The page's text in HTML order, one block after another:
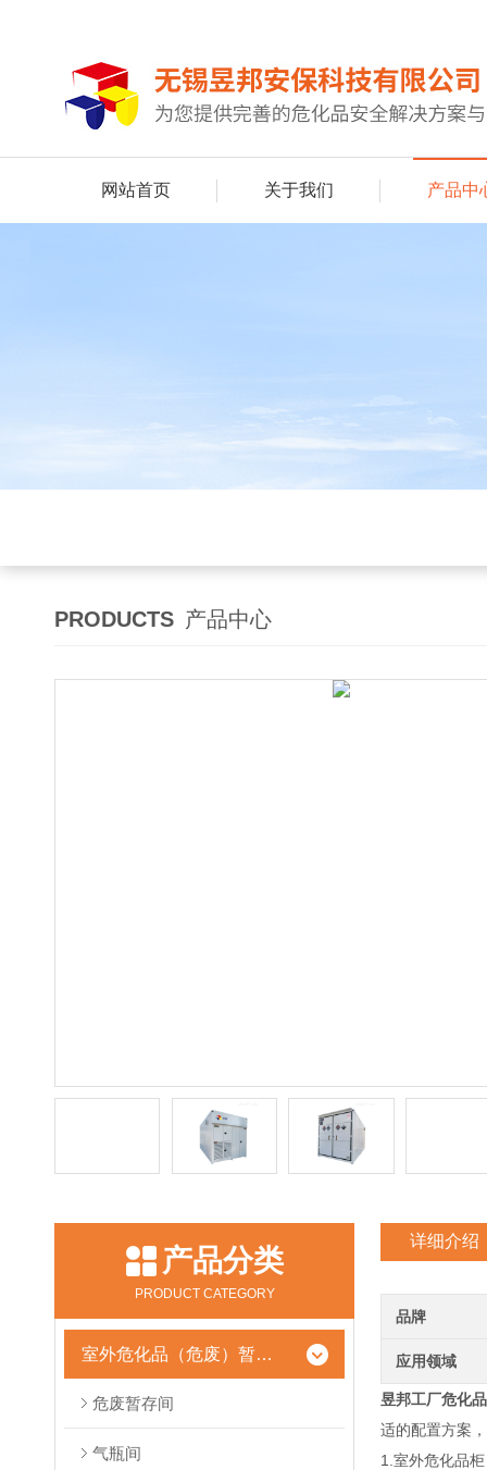
网站首页 关于我们 产品中
PRODUCTS 产品中心
产品分类
PRODUCT CATEGORY
室外危化品（危废）暂存柜
危废暂存间
气瓶间
详细介绍
品牌
应用领域
昱邦工厂危化
适的配置方案
1.室外危化品